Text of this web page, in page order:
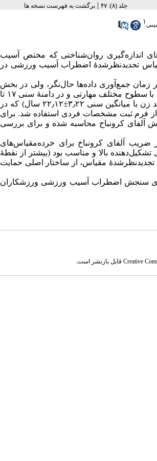
‫جلد (۸): ۴۷ | برگشت به فهرست نسخه ها
۱
اندازه‌گیری روان‌شناختی که مختص آسیب
تجدیدنظرشدهٔ اضطراب آسیب ورزشی در
زمان جمع‌آوری داده‌ها حال‌نگر، ولی در بخش
معادلهٔ ساختاری از نوع آینده‌نگر است. جامعهٔ آماری پژوهش حاضر، تمامی ورزشکاران شهر تهران با سطوح مختلف مهارتی و در دامنهٔ سنی ۱۷ تا
۳۱ سال بودند. ۲۵۶ پرسشنامه به‌وسیلهٔ ورزشکاران ۱۷ تا ۳۱ ساله (۵۶٫۳ درصد مرد و ۴۳٫۷ درصد زن با میانگین سنی ۳٫۲۲±۲۲٫۱۲ سال) که در
فرم ثبت مشخصات فردی استفاده شد. برای
آلفای کرونباخ محاسبه شده و برای بررسی
ضریب آلفای کرونباخ برای خرده‌مقیاس‌های
درونی مؤلفه‌های تشکیل‌دهنده بالا و مناسب بود (بیشتر از نقطهٔ
تجدیدنظرشدهٔ مقیاس، از ساختار اصلی حمایت
سنجش اضطراب آسیب ورزشی ورزشکاران
Creativeقابل بازنشر است.